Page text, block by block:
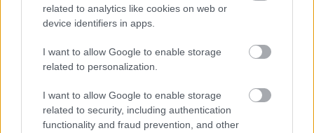
related to analytics like cookies on web or
device identifiers in apps.
I want to allow Google to enable storage
related to personalization.
I want to allow Google to enable storage
related to security, including authentication
functionality and fraud prevention, and other
ZGŁOŚ POPRAWKĘ